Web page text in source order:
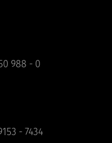
988 - 0
- 7434